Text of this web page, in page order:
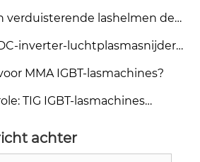
verduisterende lashelmen de
van het lassen
inverter-luchtplasmasnijder
metaalbewerking?
MMA IGBT-lasmachines?
TIG IGBT-lasmachines
achter